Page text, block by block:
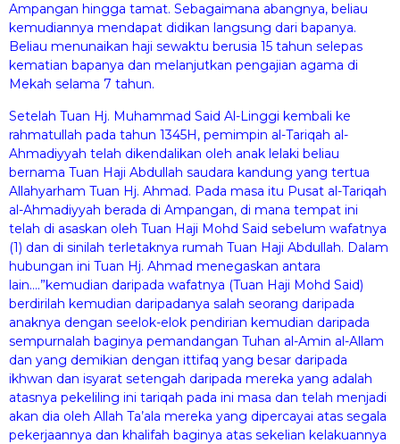
Ampangan hingga tamat. Sebagaimana abangnya, beliau
kemudiannya mendapat didikan langsung dari bapanya.
Beliau menunaikan haji sewaktu berusia 15 tahun selepas
kematian bapanya dan melanjutkan pengajian agama di
Mekah selama 7 tahun.
Setelah Tuan Hj. Muhammad Said Al-Linggi kembali ke
rahmatullah pada tahun 1345H, pemimpin al-Tariqah al-
Ahmadiyyah telah dikendalikan oleh anak lelaki beliau
bernama Tuan Haji Abdullah saudara kandung yang tertua
Allahyarham Tuan Hj. Ahmad. Pada masa itu Pusat al-Tariqah
al-Ahmadiyyah berada di Ampangan, di mana tempat ini
telah di asaskan oleh Tuan Haji Mohd Said sebelum wafatnya
(1) dan di sinilah terletaknya rumah Tuan Haji Abdullah. Dalam
hubungan ini Tuan Hj. Ahmad menegaskan antara
lain….”kemudian daripada wafatnya (Tuan Haji Mohd Said)
berdirilah kemudian daripadanya salah seorang daripada
anaknya dengan seelok-elok pendirian kemudian daripada
sempurnalah baginya pemandangan Tuhan al-Amin al-Allam
dan yang demikian dengan ittifaq yang besar daripada
ikhwan dan isyarat setengah daripada mereka yang adalah
atasnya pekeliling ini tariqah pada ini masa dan telah menjadi
akan dia oleh Allah Ta’ala mereka yang dipercayai atas segala
pekerjaannya dan khalifah baginya atas sekelian kelakuannya